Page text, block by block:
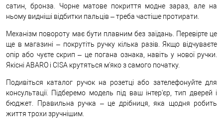
сатин, бронза. Чорне матове покриття модне зараз, але на
ньому видніші відбитки пальців – треба частіше протирати.
Механізм повороту має бути плавним без заїдань. Перевірте це
ще в магазині – покрутіть ручку кілька разів. Якщо відчуваєте
опір або чуєте скрип – це погана ознака, навіть у нової ручки.
Якісні ABARO і CISA крутяться м'яко з самого початку.
Подивіться каталог ручок на розетці або зателефонуйте для
консультації. Підберемо модель під ваш інтер'єр, тип дверей і
бюджет. Правильна ручка – це дрібниця, яка щодня робить
життя трохи зручнішим.